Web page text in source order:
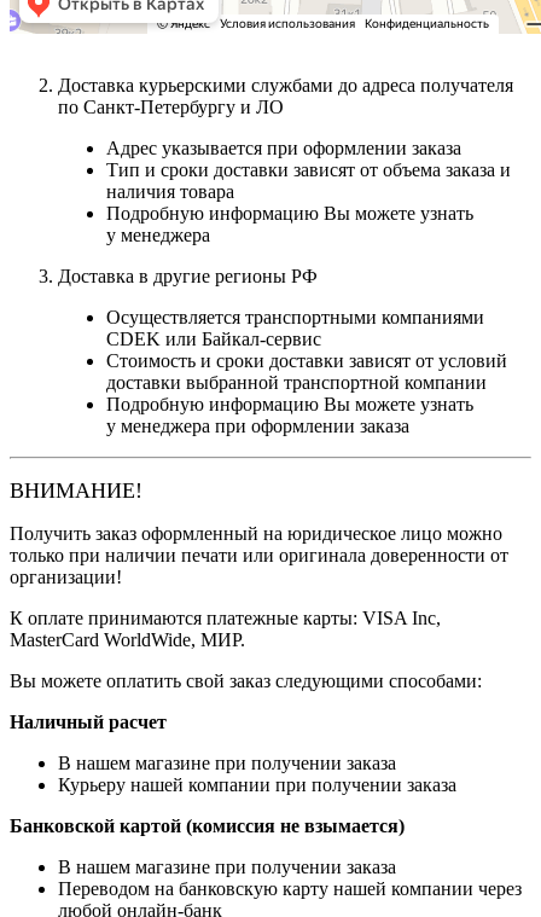
Доставка курьерскими службами до адреса получателя
по Санкт-Петербургу и ЛО
Адрес указывается при оформлении заказа
Тип и сроки доставки зависят от объема заказа и
наличия товара
Подробную информацию Вы можете узнать
у менеджера
Доставка в другие регионы РФ
Осуществляется транспортными компаниями
CDEK или Байкал-сервис
Стоимость и сроки доставки зависят от условий
доставки выбранной транспортной компании
Подробную информацию Вы можете узнать
у менеджера при оформлении заказа
ВНИМАНИЕ!
Получить заказ оформленный на юридическое лицо можно
только при наличии печати или оригинала доверенности от
организации!
К оплате принимаются платежные карты: VISA Inc,
MasterCard WorldWide, МИР.
Вы можете оплатить свой заказ следующими способами:
Наличный расчет
В нашем магазине при получении заказа
Курьеру нашей компании при получении заказа
Банковской картой (комиссия не взымается)
В нашем магазине при получении заказа
Переводом на банковскую карту нашей компании через
любой онлайн-банк